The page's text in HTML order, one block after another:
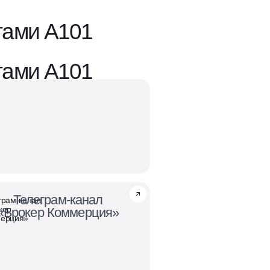
А101
А101
Телеграм-канал
Коммерция»
канал